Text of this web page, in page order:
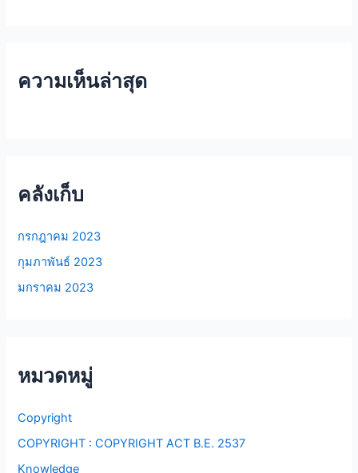
ความเห็นล่าสุด
คลังเก็บ
กรกฎาคม 2023
กุมภาพันธ์ 2023
มกราคม 2023
หมวดหมู่
Copyright
COPYRIGHT : COPYRIGHT ACT B.E. 2537
Knowledge